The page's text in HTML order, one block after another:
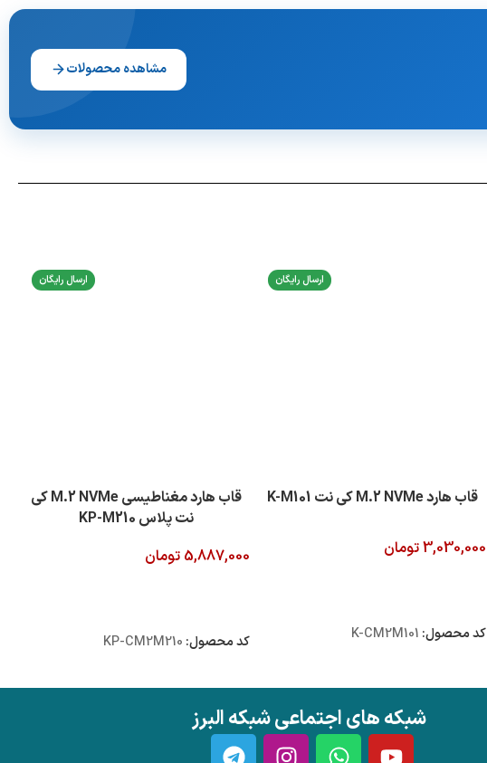
مشاهده محصولات
ارسال رایگان
قاب هارد M.2 NVMe کی نت K-M101
3,030,000تومان
کد محصول: K-CM2M101
ارسال رایگان
قاب هارد مغناطیسی M.2 NVMe کی
نت پلاس KP-M210
5,887,000 تومان
کد محصول: KP-CM2M210
شبکه های اجتماعی شبکه البرز